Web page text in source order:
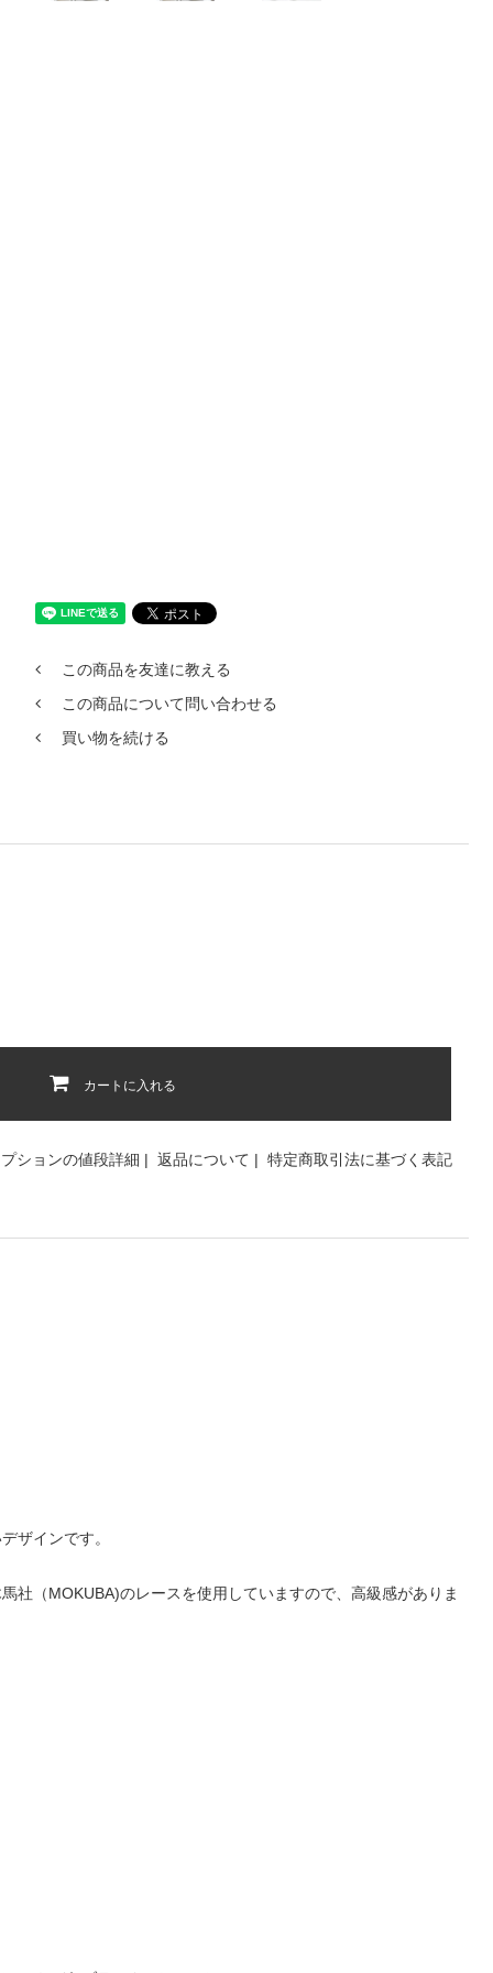
この商品を友達に教える
この商品について問い合わせる
買い物を続ける
カートに入れる
ションの値段詳細 | 返品について | 特定商取引法に基づく表記
ザインです。
社（MOKUBA)のレースを使用していますので、高級感がありま